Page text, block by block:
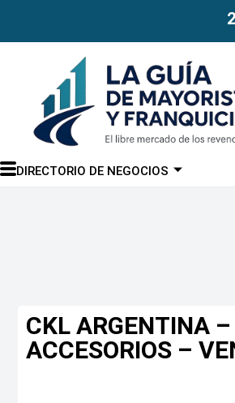
DIRECTORIO DE NEGOCIOS
CKL ARGENTINA
ACCESORIOS –